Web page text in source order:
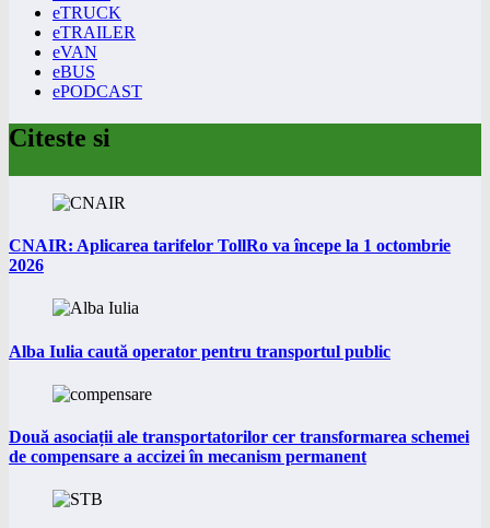
eTRUCK
eTRAILER
eVAN
eBUS
ePODCAST
Citeste si
CNAIR: Aplicarea tarifelor TollRo va începe la 1 octombrie
2026
Alba Iulia caută operator pentru transportul public
Două asociații ale transportatorilor cer transformarea schemei
de compensare a accizei în mecanism permanent